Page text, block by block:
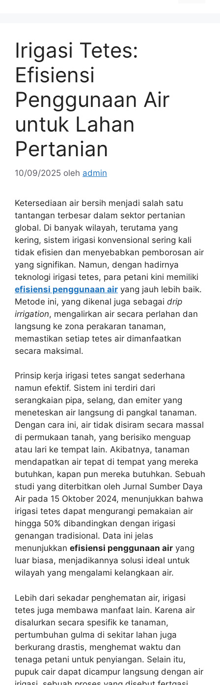
Irigasi Tetes:
Efisiensi
Penggunaan Air
untuk Lahan
Pertanian
10/09/2025 oleh admin
Ketersediaan air bersih menjadi salah satu
tantangan terbesar dalam sektor pertanian
global. Di banyak wilayah, terutama yang
kering, sistem irigasi konvensional sering kali
tidak efisien dan menyebabkan pemborosan air
yang signifikan. Namun, dengan hadirnya
teknologi irigasi tetes, para petani kini memiliki
efisiensi penggunaan air yang jauh lebih baik.
Metode ini, yang dikenal juga sebagai drip
irrigation, mengalirkan air secara perlahan dan
langsung ke zona perakaran tanaman,
memastikan setiap tetes air dimanfaatkan
secara maksimal.
Prinsip kerja irigasi tetes sangat sederhana
namun efektif. Sistem ini terdiri dari
serangkaian pipa, selang, dan emiter yang
meneteskan air langsung di pangkal tanaman.
Dengan cara ini, air tidak disiram secara massal
di permukaan tanah, yang berisiko menguap
atau lari ke tempat lain. Akibatnya, tanaman
mendapatkan air tepat di tempat yang mereka
butuhkan, kapan pun mereka butuhkan. Sebuah
studi yang diterbitkan oleh Jurnal Sumber Daya
Air pada 15 Oktober 2024, menunjukkan bahwa
irigasi tetes dapat mengurangi pemakaian air
hingga 50% dibandingkan dengan irigasi
genangan tradisional. Data ini jelas
menunjukkan efisiensi penggunaan air yang
luar biasa, menjadikannya solusi ideal untuk
wilayah yang mengalami kelangkaan air.
Lebih dari sekadar penghematan air, irigasi
tetes juga membawa manfaat lain. Karena air
disalurkan secara spesifik ke tanaman,
pertumbuhan gulma di sekitar lahan juga
berkurang drastis, menghemat waktu dan
tenaga petani untuk penyiangan. Selain itu,
pupuk cair dapat dicampur langsung dengan air